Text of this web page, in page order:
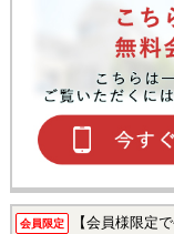
会員限定 【会員様限定